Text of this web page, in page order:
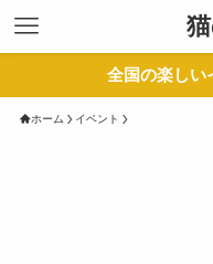
全国の楽しい
ホーム イベント